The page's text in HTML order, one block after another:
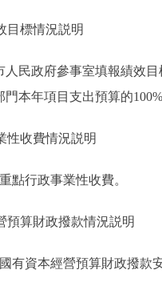
標情況説明
政府參事室填報績效目
門本年項目支出預算的
收費情況説明
行政事業性收費。
算財政撥款情況説明
資本經營預算財政撥款